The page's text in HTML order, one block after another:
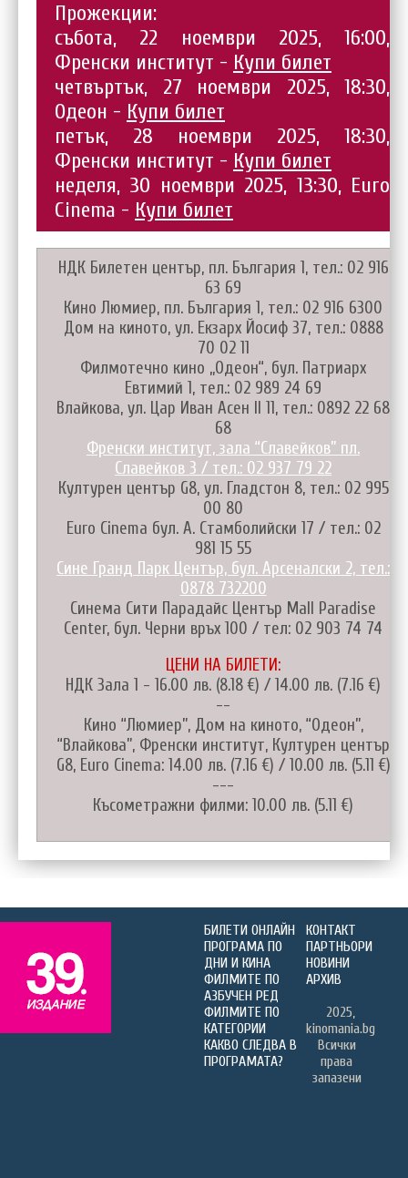
Прожекции:
събота, 22 ноември 2025, 16:00,
Френски институт - Купи билет
четвъртък, 27 ноември 2025, 18:30,
Одеон - Купи билет
петък, 28 ноември 2025, 18:30,
Френски институт - Купи билет
неделя, 30 ноември 2025, 13:30, Euro
Cinema - Купи билет
НДК Билетен център, пл. България 1, тел.: 02 916
63 69
Кино Люмиер, пл. България 1, тел.: 02 916 6300
Дом на киното, ул. Екзарх Йосиф 37, тел.: 0888
70 02 11
Филмотечно кино „Одеон“, бул. Патриарх
Евтимий 1, тел.: 02 989 24 69
Влайкова, ул. Цар Иван Асен II 11, тел.: 0892 22 68
68
Френски институт, зала “Славейков” пл.
Славейков 3 / тел.: 02 937 79 22
Културен център G8, ул. Гладстон 8, тел.: 02 995
00 80
Euro Cinema бул. А. Стамболийски 17 / тел.: 02
981 15 55
Сине Гранд Парк Център, бул. Арсеналски 2, тел.:
0878 732200
Синема Сити Парадайс Център Mall Paradise
Center, бул. Черни връх 100 / тел: 02 903 74 74
ЦЕНИ НА БИЛЕТИ:
НДК Зала 1 - 16.00 лв. (8.18 €) / 14.00 лв. (7.16 €)
--
Кино “Люмиер”, Дом на киното, “Одеон”,
“Влайкова”, Френски институт, Културен център
G8, Euro Cinema: 14.00 лв. (7.16 €) / 10.00 лв. (5.11 €)
---
Късометражни филми: 10.00 лв. (5.11 €)
БИЛЕТИ ОНЛАЙН
ПРОГРАМА ПО
ДНИ И КИНА
ФИЛМИТЕ ПО
АЗБУЧЕН РЕД
ФИЛМИТЕ ПО
КАТЕГОРИИ
КАКВО СЛЕДВА В
ПРОГРАМАТА?
КОНТАКТ
ПАРТНЬОРИ
НОВИНИ
АРХИВ
2025,
kinomania.bg
Всички
права
запазени